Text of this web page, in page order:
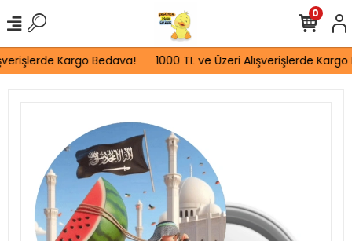
Kargo Bedava! 1000 TL ve Üzeri Alışverişlerde Kargo
0